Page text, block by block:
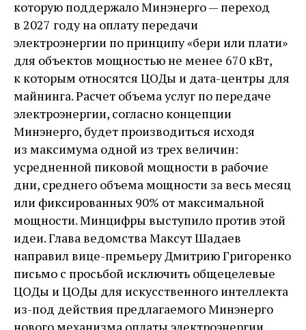
которую поддержало Минэнерго — переход
в 2027 году на оплату передачи
электроэнергии по принципу «бери или плати»
для объектов мощностью не менее 670 кВт,
к которым относятся ЦОДы и дата-центры для
майнинга. Расчет объема услуг по передаче
электроэнергии, согласно концепции
Минэнерго, будет производиться исходя
из максимума одной из трех величин:
усредненной пиковой мощности в рабочие
дни, среднего объема мощности за весь месяц
или фиксированных 90% от максимальной
мощности. Минцифры выступило против этой
идеи. Глава ведомства Максут Шадаев
направил вице-премьеру Дмитрию Григоренко
письмо с просьбой исключить общецелевые
ЦОДы и ЦОДы для искусственного интеллекта
из-под действия предлагаемого Минэнерго
нового механизма оплаты электроэнергии,